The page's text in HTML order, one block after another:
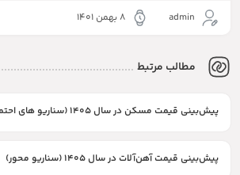
admin ۸ بهمن ۱۴۰۱
مطالب مرتبط
پیش‌بینی قیمت مسکن در سال ۱۴۰۵ (سناریو های احتمالی)
پیش‌بینی قیمت آهن‌آلات در سال ۱۴۰۵ (سناریو محور)